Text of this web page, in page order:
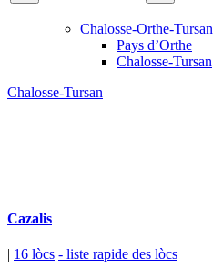
Chalosse-Orthe-Tursan
Pays d’Orthe
Chalosse-Tursan
Chalosse-Tursan
Cazalis
| 16 lòcs - liste rapide des lòcs